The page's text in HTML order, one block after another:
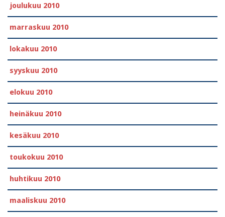
joulukuu 2010
marraskuu 2010
lokakuu 2010
syyskuu 2010
elokuu 2010
heinäkuu 2010
kesäkuu 2010
toukokuu 2010
huhtikuu 2010
maaliskuu 2010